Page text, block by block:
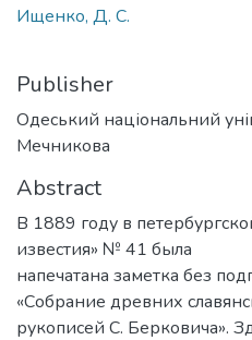
Ищенко, Д. С.
Publisher
Одеський національний
Мечникова
Abstract
В 1889 году в
известия» № 41 была
напечатана заметка без
«Собрание древних
рукописей С. Берковича».